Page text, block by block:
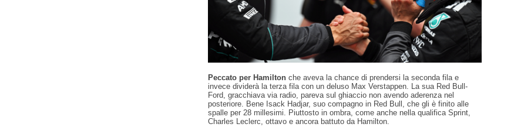
Peccato per Hamilton che aveva la chance di prendersi la seconda fila e
invece dividerà la terza fila con un deluso Max Verstappen. La sua Red Bull-
Ford, gracchiava via radio, pareva sul ghiaccio non avendo aderenza nel
posteriore. Bene Isack Hadjar, suo compagno in Red Bull, che gli è finito alle
spalle per 28 millesimi. Piuttosto in ombra, come anche nella qualifica Sprint,
Charles Leclerc, ottavo e ancora battuto da Hamilton.